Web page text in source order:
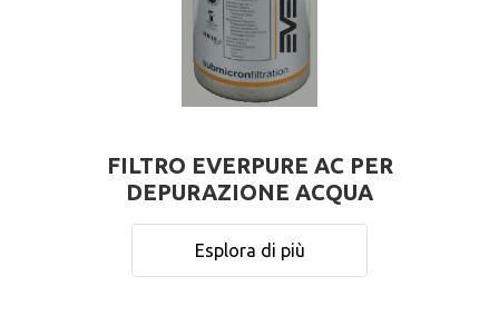
FILTRO EVERPURE AC PER
DEPURAZIONE ACQUA
Esplora di più